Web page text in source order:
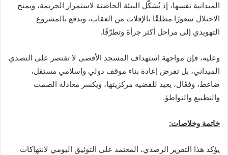
الميدانية نفسها، إذ يُشكّل البيئة الحاضنة لاستمرار الجريمة، ويمنح
الاحتلال شعورًا مطلقًا بالإفلات من العقاب، ويدفع بالمشروع
التهويدي إلى مراحل أكثر جرأة وتطرّفًا.
وعليه، فإن مواجهة استهداف المسجد الأقصى لا تقتصر على التصدي
الميداني، بل تفرض إعادة بناء موقف دولي وإسلامي مستقل،
ضاغط، وفعّال، يعيد للقضية مركزيتها، ويكسر معادلة الصمت
والتطبيع والتواطؤ.
خاتمة وخلاصات:
يؤكد هذا التقرير الرصدي، المعتمد على التوثيق اليومي لانتهاكات